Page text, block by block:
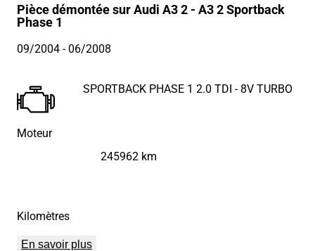
Pièce démontée sur Audi A3 2 - A3 2 Sportback
Phase 1
09/2004- 06/2008
Moteur
SPORTBACK PHASE 1 2.0 TDI - 8V TURBO
Kilomètres
245962 km
En savoir plus